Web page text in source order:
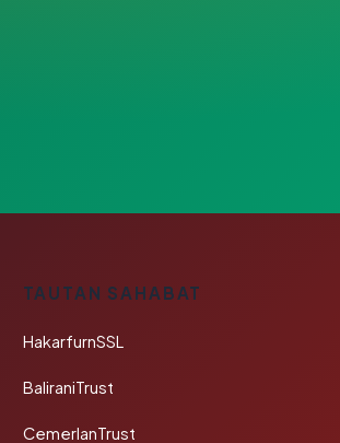
TAUTAN SAHABAT
HakarfurnSSL
BaliraniTrust
CemerlanTrust